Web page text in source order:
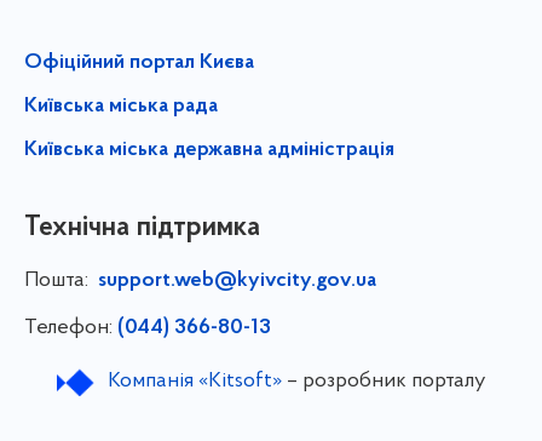
Офіційний портал Києва
Київська міська рада
Київська міська державна адміністрація
Технічна підтримка
Пошта: support.web@kyivcity.gov.ua
Телефон: (044) 366-80-13
Компанія «Kitsoft»– розробник порталу